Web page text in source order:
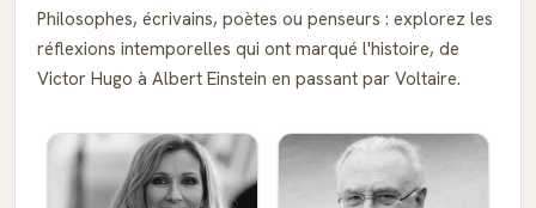
Philosophes, écrivains, poètes ou penseurs : explorez les
réflexions intemporelles qui ont marqué l'histoire, de
Victor Hugo à Albert Einstein en passant par Voltaire.